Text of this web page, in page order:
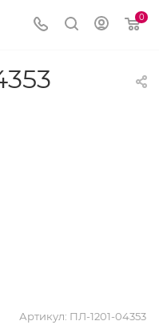
0
Артикул: ПЛ-1201-04353